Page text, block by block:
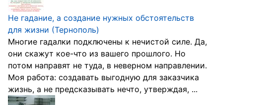
Не гадание, а создание нужных обстоятельств
для жизни (Тернополь)
Многие гадалки подключены к нечистой силе. Да,
они скажут кое-что из вашего прошлого. Но
потом направят не туда, в неверном направлении.
Моя работа: создавать выгодную для заказчика
жизнь, а не предсказывать нечто, утверждая, ...